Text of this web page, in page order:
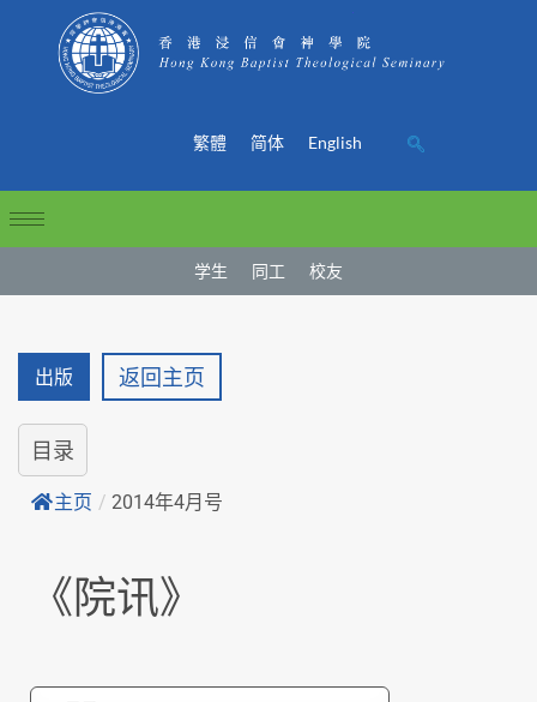
繁體 简体 English
学生 同工 校友
出版 返回主页
目录
主页 / 2014年4月号
《院讯》